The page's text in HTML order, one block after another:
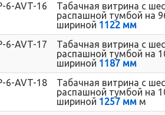
6-AVT-16
Табачная витрина с
распашной тумбой на
шириной 1122 мм
6-AVT-17
Табачная витрина с
распашной тумбой на
шириной 1187 мм
6-AVT-18
Табачная витрина с
распашной тумбой на
шириной 1257 мм м